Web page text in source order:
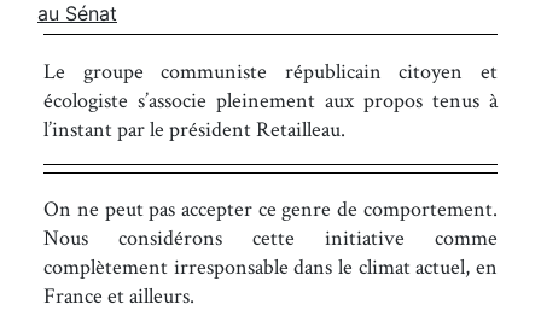
au Sénat
Le groupe communiste républicain citoyen et
écologiste s’associe pleinement aux propos tenus à
l’instant par le président Retailleau.
On ne peut pas accepter ce genre de comportement.
Nous considérons cette initiative comme
complètement irresponsable dans le climat actuel, en
France et ailleurs.